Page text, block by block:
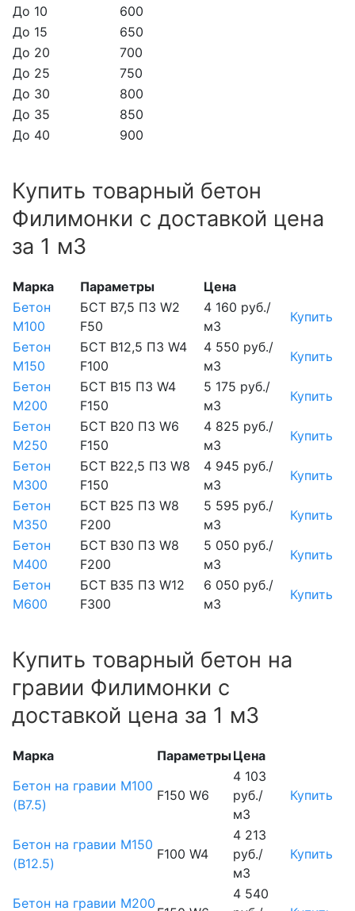
До 10
600
До 15
650
До 20
700
До 25
750
До 30
800
До 35
850
До 40
900
Купить товарный бетон
Филимонки с доставкой цена
за 1 м3
Марка Параметры
Цена
Бетон
М100
БСТ В7,5 П3 W2
F50
4 160 руб./
м3
Купить
Бетон
М150
БСТ В12,5 П3 W4
F100
4 550 руб./
м3
Купить
Бетон
М200
БСТ В15 П3 W4
F150
5 175 руб./
м3
Купить
Бетон
М250
БСТ В20 П3 W6
F150
4 825 руб./
м3
Купить
Бетон
М300
БСТ В22,5 П3 W8
F150
4 945 руб./
м3
Купить
Бетон
М350
БСТ В25 П3 W8
F200
5 595 руб./
м3
Купить
Бетон
М400
БСТ В30 П3 W8
F200
5 050 руб./
м3
Купить
Бетон
М600
БСТ В35 П3 W12
F300
6 050 руб./
м3
Купить
Купить товарный бетон на
гравии Филимонки с
доставкой цена за 1 м3
Марка ПараметрыЦена
Бетон на гравии М100
(B7.5)
F150 W6
4 103
руб./
м3
Купить
Бетон на гравии М150
(B12.5)
F100 W4
4 213
руб./
м3
Купить
Бетон на гравии М200
4 540